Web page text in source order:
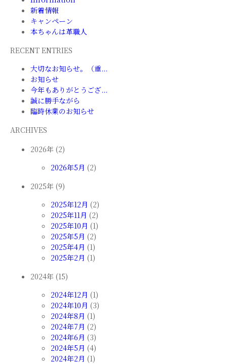
新着情報
キャンペーン
本ちゃんは革職人
RECENT ENTRIES
大切なお知らせ。（重...
お知らせ
今年もありがとうござ...
誠に勝手ながら
臨時休業のお知らせ
ARCHIVES
2026年 (2)
2026年5月 (2)
2025年 (9)
2025年12月 (2)
2025年11月 (2)
2025年10月 (1)
2025年5月 (2)
2025年4月 (1)
2025年2月 (1)
2024年 (15)
2024年12月 (1)
2024年10月 (3)
2024年8月 (1)
2024年7月 (2)
2024年6月 (3)
2024年5月 (4)
2024年2月 (1)